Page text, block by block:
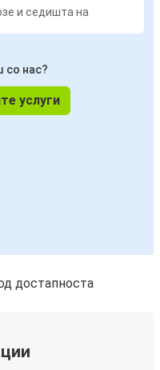
и седишта на
со нас?
услуги
достапноста